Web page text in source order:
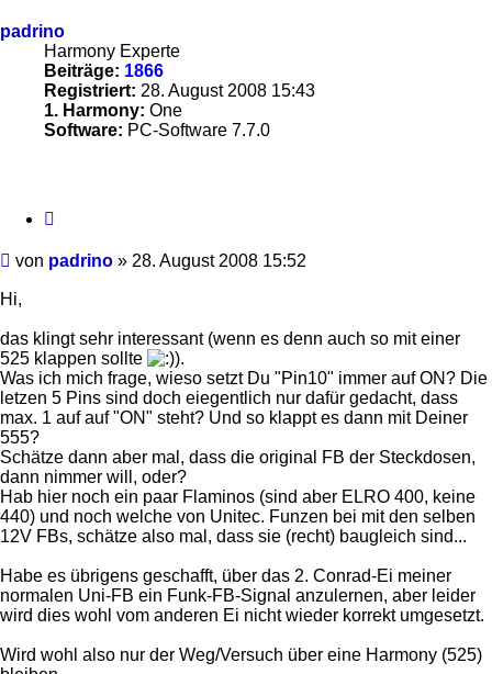
padrino
Harmony Experte
Beiträge: 1866
Registriert: 28. August 2008 15:43
1. Harmony: One
Software: PC-Software 7.7.0
Beitrag
von padrino » 28. August 2008 15:52
Hi,
das klingt sehr interessant (wenn es denn auch so mit einer
525 klappen sollte
).
Was ich mich frage, wieso setzt Du "Pin10" immer auf ON? Die
letzen 5 Pins sind doch eiegentlich nur dafür gedacht, dass
max. 1 auf auf "ON" steht? Und so klappt es dann mit Deiner
555?
Schätze dann aber mal, dass die original FB der Steckdosen,
dann nimmer will, oder?
Hab hier noch ein paar Flaminos (sind aber ELRO 400, keine
440) und noch welche von Unitec. Funzen bei mit den selben
12V FBs, schätze also mal, dass sie (recht) baugleich sind...
Habe es übrigens geschafft, über das 2. Conrad-Ei meiner
normalen Uni-FB ein Funk-FB-Signal anzulernen, aber leider
wird dies wohl vom anderen Ei nicht wieder korrekt umgesetzt.
Wird wohl also nur der Weg/Versuch über eine Harmony (525)